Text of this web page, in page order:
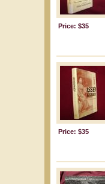
Price: $35
Price: $35